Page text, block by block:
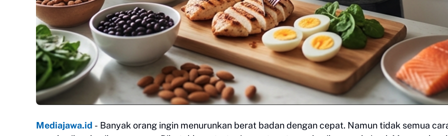
Mediajawa.id - Banyak orang ingin menurunkan berat badan dengan cepat. Namun tidak semua